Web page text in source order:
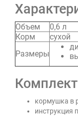
Объем
0,6 л
Корм
сухой
Размеры
кормушка в
инструкция